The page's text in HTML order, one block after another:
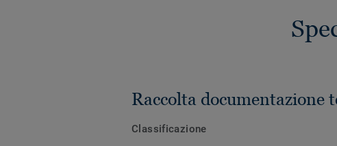
Raccolta documentazione
Classificazione